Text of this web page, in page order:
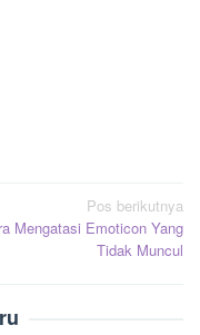
Pos berikutnya
Mengatasi Emoticon Yang
Tidak Muncul